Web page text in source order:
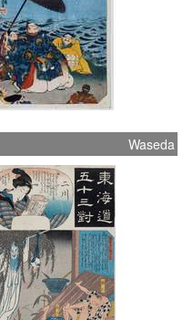
Waseda